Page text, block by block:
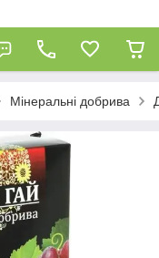
Мінеральні добрива